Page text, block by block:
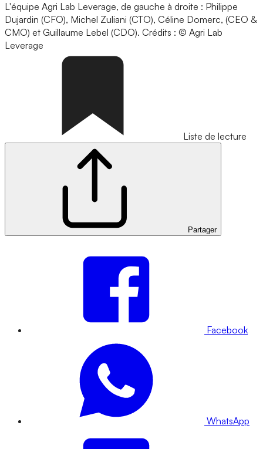
L'équipe Agri Lab Leverage, de gauche à droite : Philippe
Dujardin (CFO), Michel Zuliani (CTO), Céline Domerc, (CEO &
CMO) et Guillaume Lebel (CDO). Crédits : © Agri Lab
Leverage
Liste de lecture
Partager
Facebook
WhatsApp